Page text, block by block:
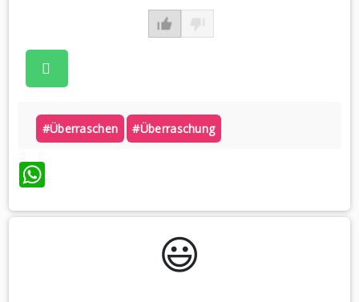
#überraschen #überraschung
WhatsApp
😃️